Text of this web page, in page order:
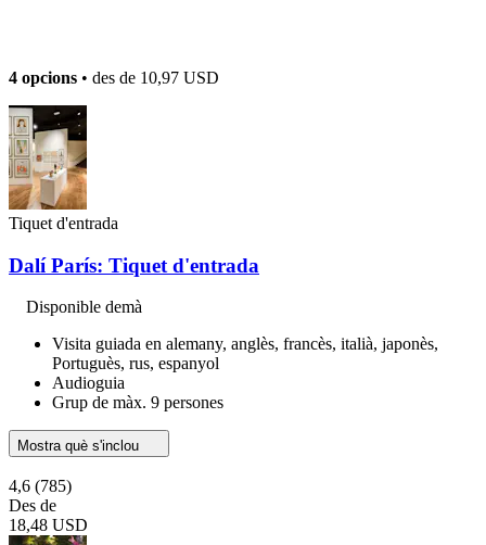
4 opcions • des de 10,97 USD
Tiquet d'entrada
Dalí París: Tiquet d'entrada
Disponible demà
Visita guiada en alemany, anglès, francès, italià, japonès,
Portuguès, rus, espanyol
Audioguia
Grup de màx. 9 persones
Mostra què s'inclou
4,6 (785)
Des de
18,48 USD